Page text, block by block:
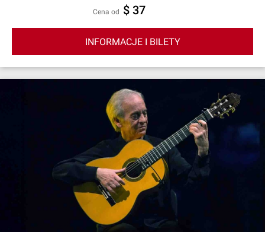
cena od $ 37
INFORMACJE I BILETY